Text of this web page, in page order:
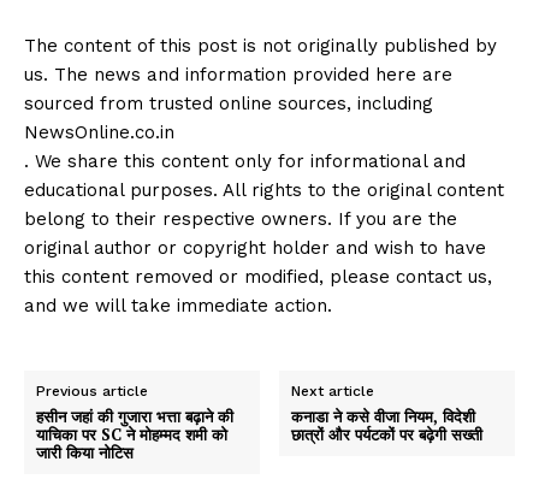
The content of this post is not originally published by
us. The news and information provided here are
sourced from trusted online sources, including
NewsOnline.co.in
. We share this content only for informational and
educational purposes. All rights to the original content
belong to their respective owners. If you are the
original author or copyright holder and wish to have
this content removed or modified, please contact us,
and we will take immediate action.
Previous article
हसीन जहां की गुजारा भत्ता बढ़ाने की
याचिका पर SC ने मोहम्‍मद शमी को
जारी किया नोटिस
Next article
कनाडा ने कसे वीजा नियम, विदेशी
छात्रों और पर्यटकों पर बढ़ेगी सख्ती